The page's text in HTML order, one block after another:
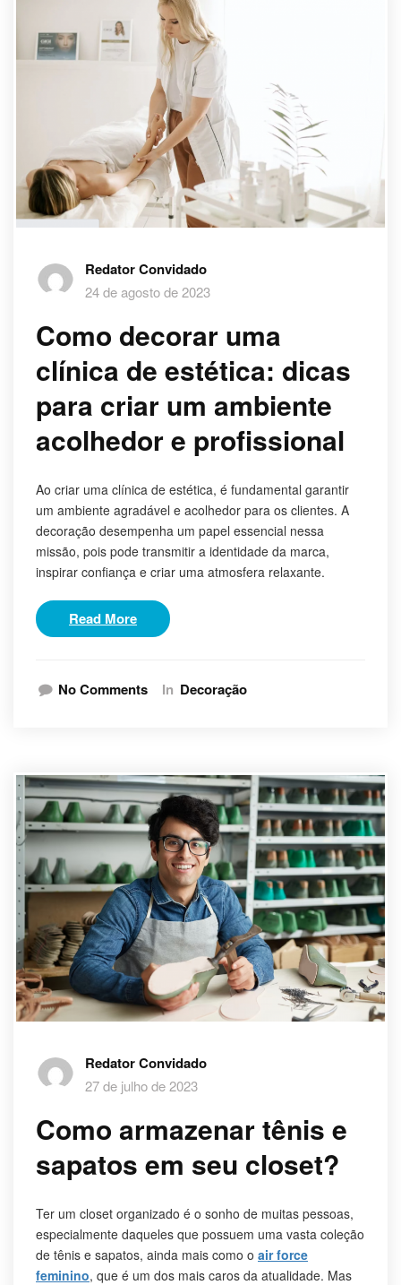
Redator Convidado
24 de agosto de 2023
Como decorar uma
clínica de estética: dicas
para criar um ambiente
acolhedor e profissional
Ao criar uma clínica de estética, é fundamental garantir
um ambiente agradável e acolhedor para os clientes. A
decoração desempenha um papel essencial nessa
missão, pois pode transmitir a identidade da marca,
inspirar confiança e criar uma atmosfera relaxante.
Read More
No Comments In Decoração
Redator Convidado
27 de julho de 2023
Como armazenar tênis e
sapatos em seu closet?
Ter um closet organizado é o sonho de muitas pessoas,
especialmente daqueles que possuem uma vasta coleção
de tênis e sapatos, ainda mais como o air force
feminino, que é um dos mais caros da atualidade. Mas